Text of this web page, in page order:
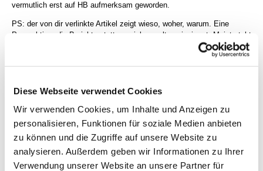
Diese Webseite verwendet Cookies
Wir verwenden Cookies, um Inhalte und Anzeigen zu
personalisieren, Funktionen für soziale Medien anbieten
zu können und die Zugriffe auf unsere Website zu
analysieren. Außerdem geben wir Informationen zu Ihrer
Verwendung unserer Website an unsere Partner für
vermutlich erst auf HB aufmerksam geworden.
PS: der von dir verlinkte Artikel zeigt wieso, woher, warum. Eine
Perspektive, die Berichterstattung viel zu selten einnimmt. Meist steht
die Skandalisierung von Einzelvorgängen im Mittelpunkt.
Pulitzerpreisverdächtig ist dieser Artikel des hochgeschätzten
)
https://www.wochenanzeiger.de/ein-streitfall-der-den-modernen-
fussball-erklaert/cnt-id-ps-a3ed268a-a137-4cd7-9292-
14ba58e33e82
antworten 575 Views